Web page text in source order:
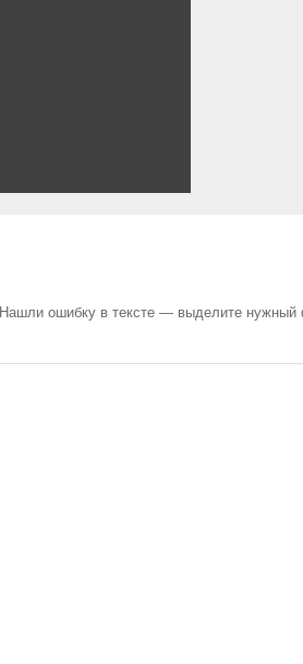
Нашли ошибку в тексте — выделите нужный